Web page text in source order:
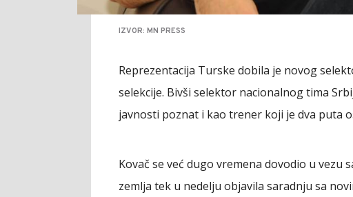
IZVOR: MN PRESS
Reprezentacija Turske dobila je novog
selekcije. Bivši selektor nacionalnog tima
javnosti poznat i kao trener koji je dva puta
Kovač se već dugo vremena dovodio u vezu
zemlja tek u nedelju objavila saradnju sa